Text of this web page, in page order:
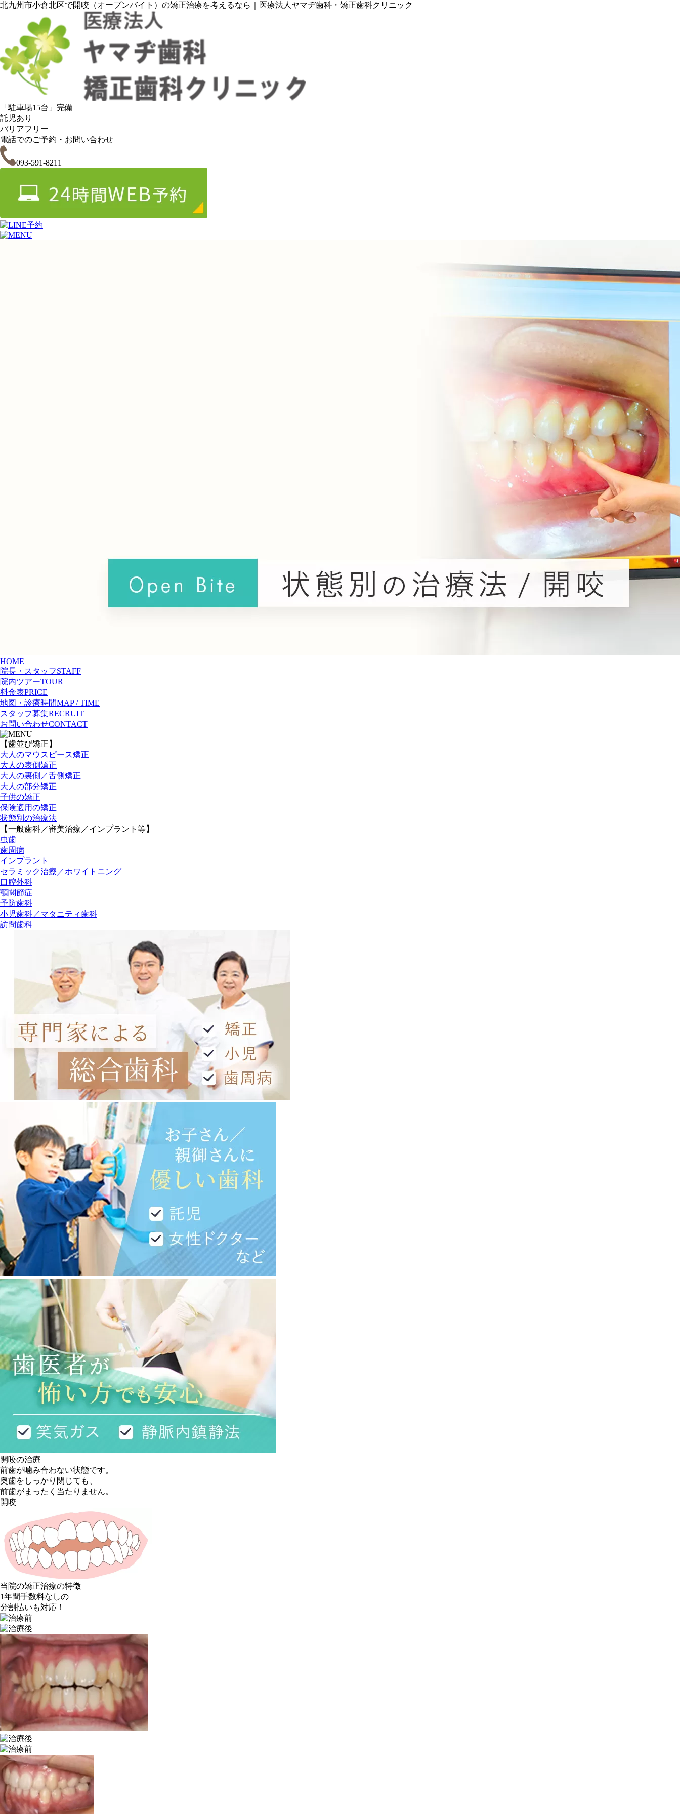
北九州市小倉北区で開咬（オープンバイト）の矯正治療を考えるなら｜医療法人ヤマヂ歯科・矯正歯科クリニック
「駐車場15台」完備
託児あり
バリアフリー
電話でのご予約・ お問い合わせ
093-591-8211
HOME
院長・スタッフSTAFF
院内ツアーTOUR
料金表PRICE
地図・診療時間MAP/TIME
スタッフ募集RECRUIT
お問い合わせCONTACT
【歯並び矯正】
大人のマウスピース矯正
大人の表側矯正
大人の裏側／舌側矯正
大人の部分矯正
子供の矯正
保険適用の矯正
状態別の治療法
【一般歯科／審美治療／インプラント等】
虫歯
歯周病
インプラント
セラミック治療／ホワイトニング
口腔外科
顎関節症
予防歯科
小児歯科／マタニティ歯科
訪問歯科
開咬の治療
前歯が噛み合わない状態です。
奥歯をしっかり閉じても、
前歯がまったく当たりません。
開咬
当院の矯正治療の特徴
1年間手数料なしの
分割払いも対応！